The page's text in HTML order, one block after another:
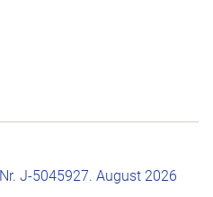
Nr. J-5045927. August 2026